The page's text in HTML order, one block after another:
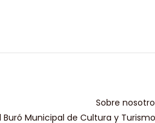
Sobre
Municipal de Cultura y